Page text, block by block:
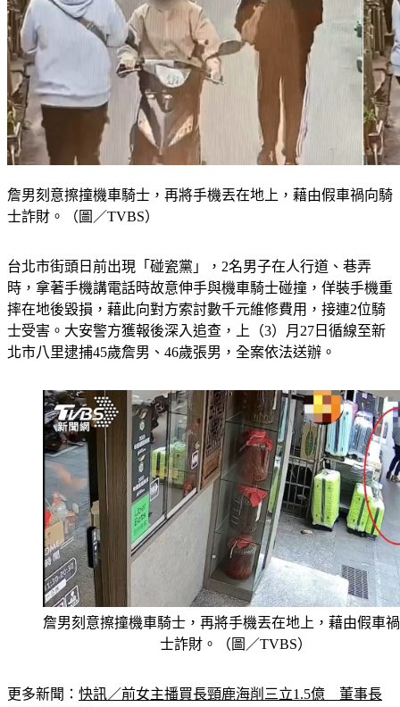
詹男刻意擦撞機車騎士，再將手機丟在地上，藉由假車禍向騎
士詐財。（圖／TVBS）
台北市街頭日前出現「碰瓷黨」，2名男子在人行道、巷弄
時，拿著手機講電話時故意伸手與機車騎士碰撞，佯裝手機重
摔在地後毀損，藉此向對方索討數千元維修費用，接連2位騎
士受害。大安警方獲報後深入追查，上（3）月27日循線至新
北市八里逮捕45歲詹男、46歲張男，全案依法送辦。
詹男刻意擦撞機車騎士，再將手機丟在地上，藉由假車
士詐財。（圖／TVBS）
更多新聞： 快訊／前女主播買長頸鹿海削三立1.5億　董事長